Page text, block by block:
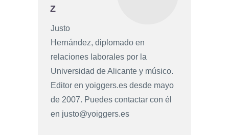
Z
Justo
Hernández, diplomado en
relaciones laborales por la
Universidad de Alicante y músico.
Editor en yoiggers.es desde mayo
de 2007. Puedes contactar con él
en justo@yoiggers.es